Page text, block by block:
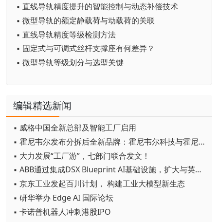
▪ 直线导轨精度提升的智能控制与动态补偿技术
▪ 微型导轨的额定静载荷与动载荷的关联
▪ 直线导轨精度等级检测方法
▪ 固定式与可调式丝杆支撑座有何差异？
▪ 微型导轨等级划分与选型关键
编辑精选新闻
▪ 威格中国全新总部及智能工厂启用
▪ 霍尼韦尔发布分拆后全新品牌：霍尼韦尔科技与霍尼韦尔航空航天
▪ 大力发展“工厂游”，七部门联合发文！
▪ ABB通过集成DSX Blueprint AI基础设施，扩大与英伟达的合作
▪ 京东工业发起百川计划， 构建工业大模型新生态
▪ 研华举办 Edge AI 国际论坛
▪ 卡诺普机器人冲刺港股IPO